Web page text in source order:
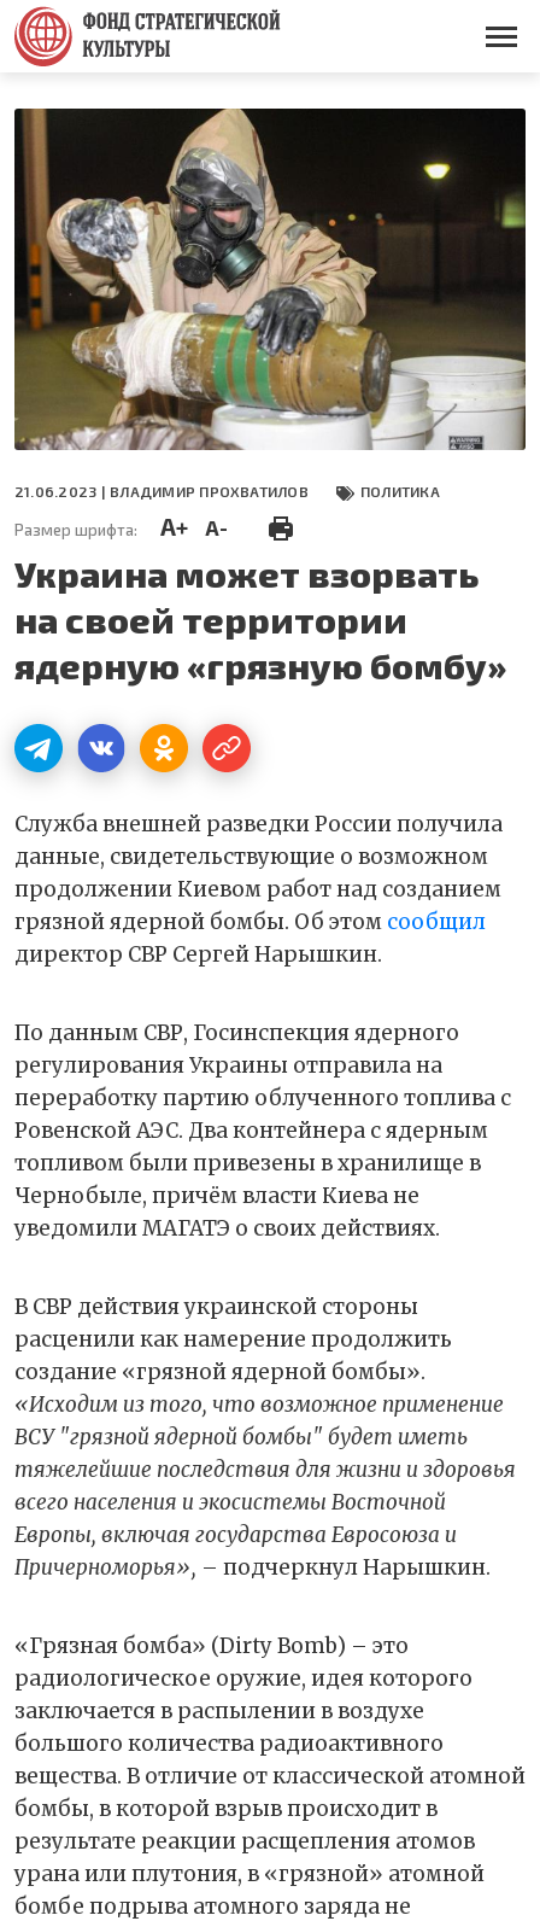
Перейти
основному
содержанию
Основная
21.06.2023 | ВЛАДИМИР ПРОХВАТИЛОВ ПОЛИТИКА
Размер шрифта: A+ A-
Украина может взорвать
на своей территории
ядерную «грязную бомбу»
Служба внешней разведки России получила
данные, свидетельствующие о возможном
продолжении Киевом работ над созданием
грязной ядерной бомбы. Об этом сообщил
директор СВР Сергей Нарышкин.
По данным СВР, Госинспекция ядерного
регулирования Украины отправила на
переработку партию облученного топлива с
Ровенской АЭС. Два контейнера с ядерным
топливом были привезены в хранилище в
Чернобыле, причём власти Киева не
уведомили МАГАТЭ о своих действиях.
В СВР действия украинской стороны
расценили как намерение продолжить
создание «грязной ядерной бомбы».
«Исходим из того, что возможное применение
ВСУ "грязной ядерной бомбы" будет иметь
тяжелейшие последствия для жизни и здоровья
всего населения и экосистемы Восточной
Европы, включая государства Евросоюза и
Причерноморья», – подчеркнул Нарышкин.
«Грязная бомба» (Dirty Bomb) – это
радиологическое оружие, идея которого
заключается в распылении в воздухе
большого количества радиоактивного
вещества. В отличие от классической атомной
бомбы, в которой взрыв происходит в
результате реакции расщепления атомов
урана или плутония, в «грязной» атомной
бомбе подрыва атомного заряда не